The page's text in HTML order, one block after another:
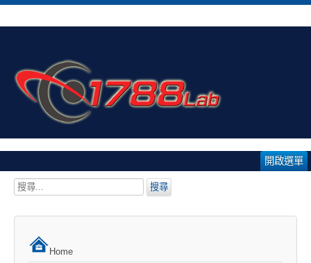
開啟選單
搜
搜尋
Home